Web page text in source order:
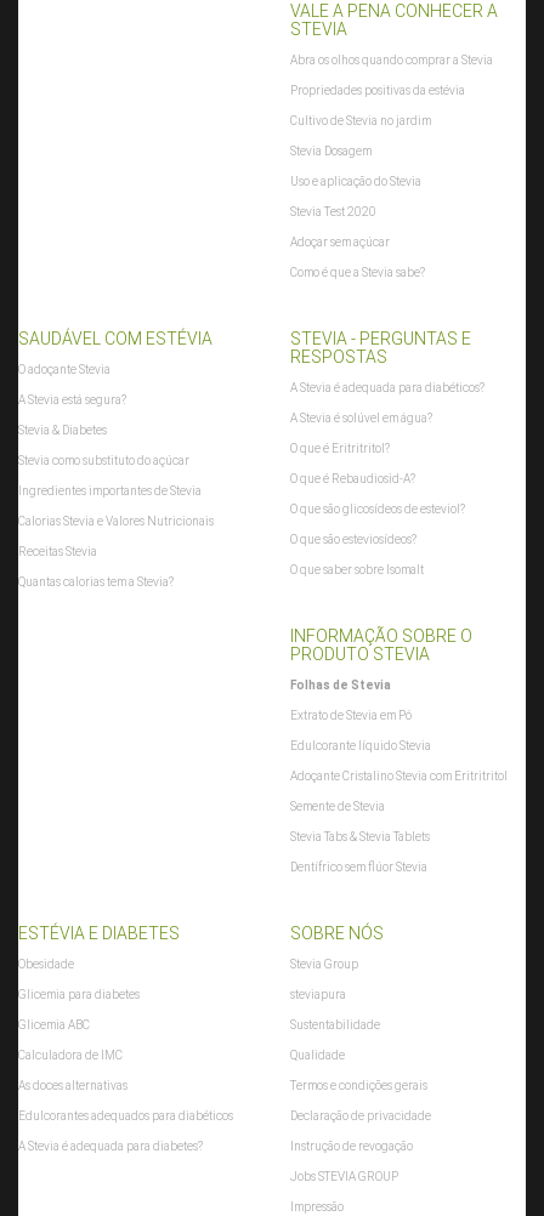
VALE A PENA CONHECER A
STEVIA
Abra os olhos quando comprar a Stevia
Propriedades positivas da estévia
Cultivo de Stevia no jardim
Stevia Dosagem
Uso e aplicação do Stevia
Stevia Test 2020
Adoçar sem açúcar
Como é que a Stevia sabe?
SAUDÁVEL COM ESTÉVIA
O adoçante Stevia
A Stevia está segura?
Stevia & Diabetes
Stevia como substituto do açúcar
Ingredientes importantes de Stevia
Calorias Stevia e Valores Nutricionais
Receitas Stevia
Quantas calorias tem a Stevia?
STEVIA - PERGUNTAS E
RESPOSTAS
A Stevia é adequada para diabéticos?
A Stevia é solúvel em água?
O que é Eritritritol?
O que é Rebaudiosid-A?
O que são glicosídeos de esteviol?
O que são esteviosídeos?
O que saber sobre Isomalt
INFORMAÇÃO SOBRE O
PRODUTO STEVIA
Folhas de Stevia
Extrato de Stevia em Pó
Edulcorante líquido Stevia
Adoçante Cristalino Stevia com Eritritritol
Semente de Stevia
Stevia Tabs & Stevia Tablets
Dentífrico sem flúor Stevia
ESTÉVIA E DIABETES
Obesidade
Glicemia para diabetes
Glicemia ABC
Calculadora de IMC
As doces alternativas
Edulcorantes adequados para diabéticos
A Stevia é adequada para diabetes?
SOBRE NÓS
Stevia Group
steviapura
Sustentabilidade
Qualidade
Termos e condições gerais
Declaração de privacidade
Instrução de revogação
Jobs STEVIA GROUP
Impressão